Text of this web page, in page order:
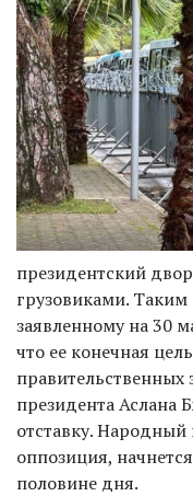
президентский
грузовиками. Таким
заявленному на 30
что ее конечная
президента Аслана
отставку. Народный
оппозиция,
половине дня.